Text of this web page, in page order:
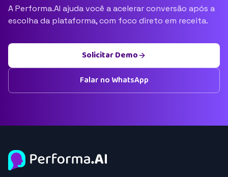
A Performa.AI ajuda você a acelerar conversão após a
escolha da plataforma, com foco direto em receita.
Solicitar Demo
Falar no WhatsApp